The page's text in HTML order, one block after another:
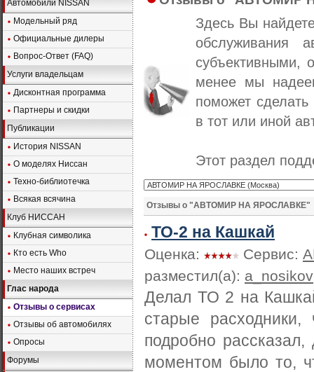
Автомобили NISSAN
Модельный ряд
Официальные дилеры
Вопрос-Ответ (FAQ)
Услуги владельцам
Дисконтная программа
Партнеры и скидки
Публикации
История NISSAN
О моделях Ниссан
Техно-библиотечка
Всякая всячина
Клуб НИССАН
Клубная символика
Кто есть Who
Место наших встреч
Глас народа
Отзывы о сервисах
Отзывы об автомобилях
Опросы
Форумы
Здесь Вы
обслуживания
субъективными,
менее мы
поможет
в тот или иной
Этот раздел
Отзывы о "АВТОМИР НА ЯРОСЛАВКЕ"
ТО-2 на Кашкай
Оценка: Сервис:
разместил(а): a_nosikov
Делал ТО 2 на
старые
подробно
моментом было то,